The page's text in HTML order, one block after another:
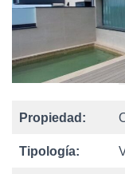
Propiedad:
Tipología: